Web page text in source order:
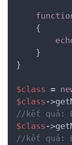
    {
    }
}
$class =
$class
//kết quả:
$class
//kết quả: